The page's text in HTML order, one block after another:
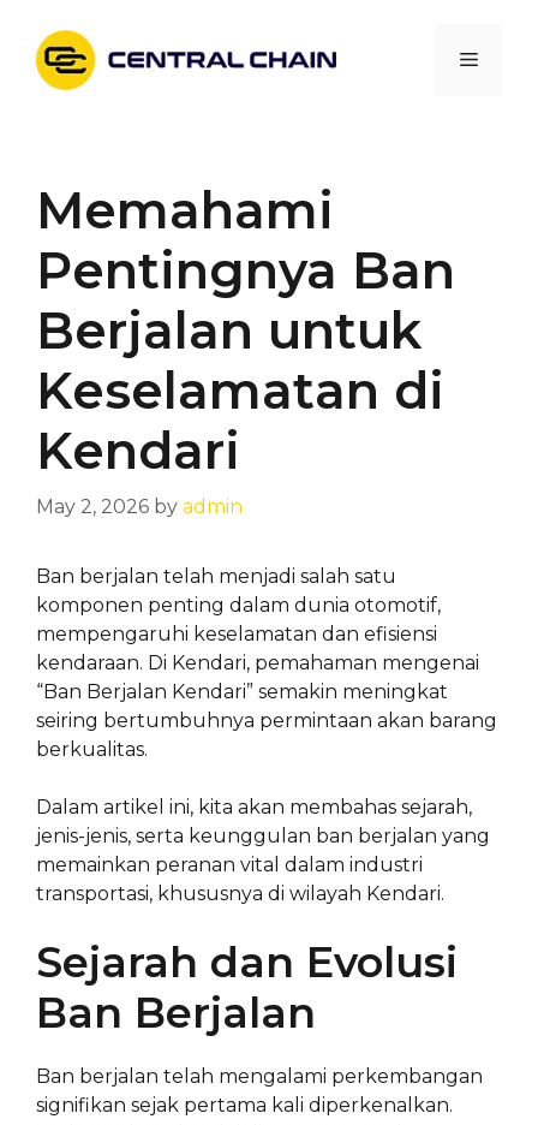
content
Menu
Memahami
Pentingnya Ban
Berjalan untuk
Keselamatan di
Kendari
May 2, 2026 by admin
Ban berjalan telah menjadi salah satu
komponen penting dalam dunia otomotif,
mempengaruhi keselamatan dan efisiensi
kendaraan. Di Kendari, pemahaman mengenai
“Ban Berjalan Kendari” semakin meningkat
seiring bertumbuhnya permintaan akan barang
berkualitas.
Dalam artikel ini, kita akan membahas sejarah,
jenis-jenis, serta keunggulan ban berjalan yang
memainkan peranan vital dalam industri
transportasi, khususnya di wilayah Kendari.
Sejarah dan Evolusi
Ban Berjalan
Ban berjalan telah mengalami perkembangan
signifikan sejak pertama kali diperkenalkan.